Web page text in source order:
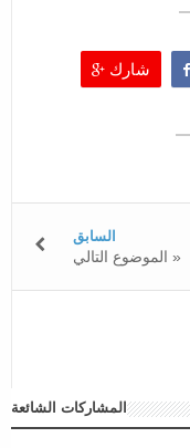
شارك
السابق
الموضوع التالي »
المشاركات الشائعة